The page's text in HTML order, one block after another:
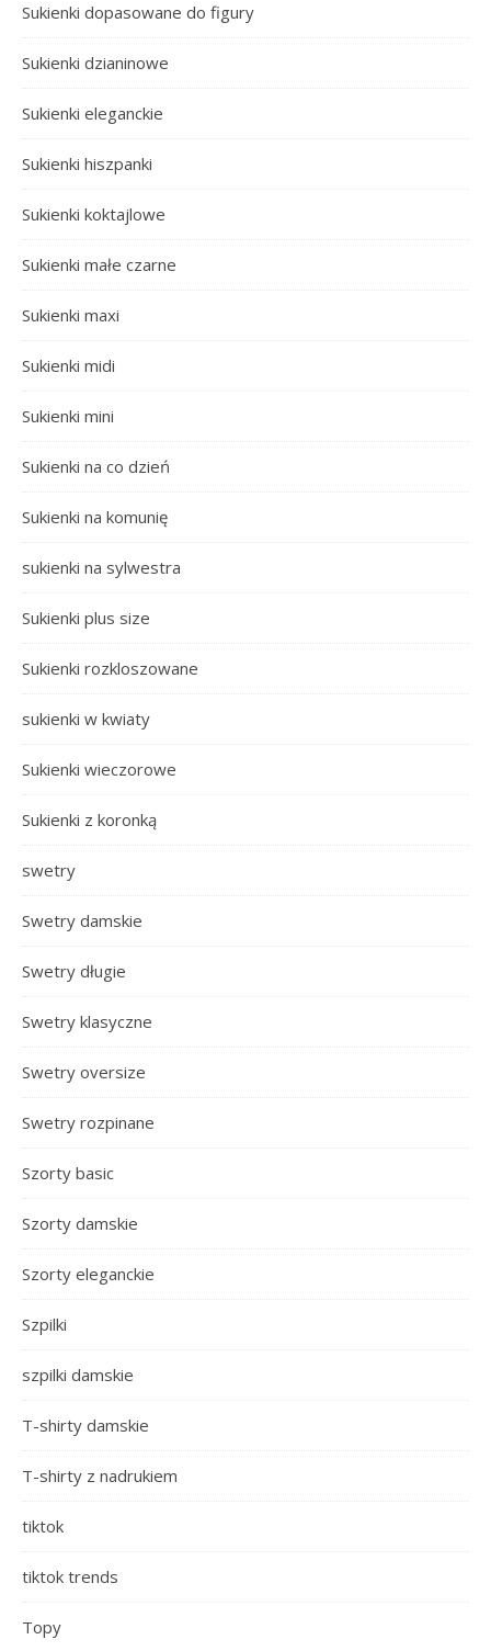
Sukienki dopasowane do figury
Sukienki dzianinowe
Sukienki eleganckie
Sukienki hiszpanki
Sukienki koktajlowe
Sukienki małe czarne
Sukienki maxi
Sukienki midi
Sukienki mini
Sukienki na co dzień
Sukienki na komunię
sukienki na sylwestra
Sukienki plus size
Sukienki rozkloszowane
sukienki w kwiaty
Sukienki wieczorowe
Sukienki z koronką
swetry
Swetry damskie
Swetry długie
Swetry klasyczne
Swetry oversize
Swetry rozpinane
Szorty basic
Szorty damskie
Szorty eleganckie
Szpilki
szpilki damskie
T-shirty damskie
T-shirty z nadrukiem
tiktok
tiktok trends
Topy